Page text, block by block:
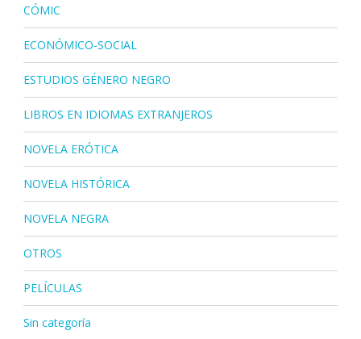
CÓMIC
ECONÓMICO-SOCIAL
ESTUDIOS GÉNERO NEGRO
LIBROS EN IDIOMAS EXTRANJEROS
NOVELA ERÓTICA
NOVELA HISTÓRICA
NOVELA NEGRA
OTROS
PELÍCULAS
Sin categoría